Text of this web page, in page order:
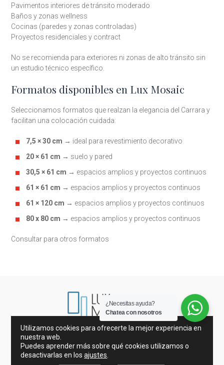
Pavimentos interiores de tránsito moderado
Baños y zonas wellness
Cocinas (paredes y zonas controladas)
Proyectos residenciales y contract
No se recomienda para exteriores ni zonas de alto tránsito sin
un estudio técnico específico.
Formatos disponibles en Lux Mosaic
Seleccionamos formatos que realzan la elegancia del Carrara y
facilitan una colocación cuidada:
7,5 × 30 cm → ideal para revestimiento decorativo
20 × 61 cm → suelo y pared
30,5 × 61 cm → espacios amplios y proyectos continuos
61 × 61 cm → espacios amplios y proyectos continuos
61 × 120 cm → espacios amplios y proyectos continuos
80 x 80 cm → espacios amplios y proyectos continuos
Consultar para otros formatos
Mármoles de España e Italia
Porcelánicos y Azulejos
Mosaicos
Encimeras de Cocina
Utilizamos cookies para ofrecerte la mejor experiencia en
nuestra web.
Puedes aprender más sobre qué cookies utilizamos o
desactivarlas en losajustes
¿Necesitas ayuda?
Chatea con nosotros